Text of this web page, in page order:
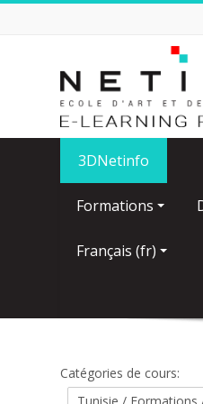
Passer
3DNetinfo
Formations
Français ‎(fr)‎
Catégories de cours: